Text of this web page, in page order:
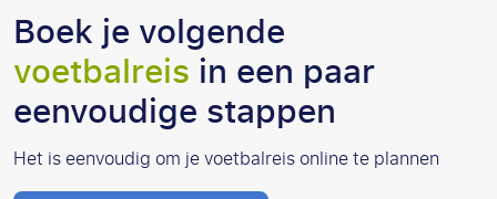
Boek je volgende
voetbalreisin een paar
eenvoudige stappen
Het is eenvoudig om je voetbalreis online te plannen